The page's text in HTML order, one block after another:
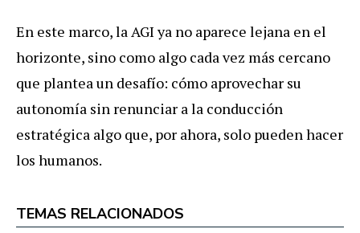
En este marco, la AGI ya no aparece lejana en el
horizonte, sino como algo cada vez más cercano
que plantea un desafío: cómo aprovechar su
autonomía sin renunciar a la conducción
estratégica algo que, por ahora, solo pueden hacer
los humanos.
TEMAS RELACIONADOS